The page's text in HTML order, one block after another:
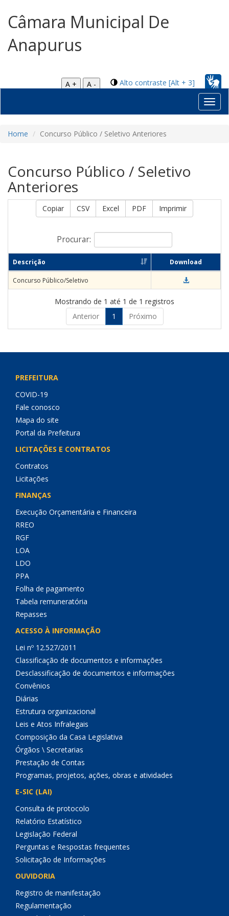
Câmara Municipal De
Anapurus
Alto contraste [Alt + 3]
A +
A -
Home Concurso Público / Seletivo Anteriores
Concurso Público / Seletivo
Anteriores
Copiar CSV Excel PDF Imprimir
Procurar:
Descrição Download
Concurso Público/Seletivo
Mostrando de 1 até 1 de 1 registros
Anterior
1 Próximo
PREFEITURA
COVID-19
Fale conosco
Mapa do site
Portal da Prefeitura
LICITAÇÕES E CONTRATOS
Contratos
Licitações
FINANÇAS
Execução Orçamentária e Financeira
RREO
RGF
LOA
LDO
PPA
Folha de pagamento
Tabela remuneratória
Repasses
ACESSO À INFORMAÇÃO
Lei nº 12.527/2011
Classificação de documentos e informações
Desclassificação de documentos e informações
Convênios
Diárias
Estrutura organizacional
Leis e Atos Infralegais
Composição da Casa Legislativa
Órgãos \ Secretarias
Prestação de Contas
Programas, projetos, ações, obras e atividades
E-SIC (LAI)
Consulta de protocolo
Relatório Estatístico
Legislação Federal
Perguntas e Respostas frequentes
Solicitação de Informações
OUVIDORIA
Registro de manifestação
Regulamentação